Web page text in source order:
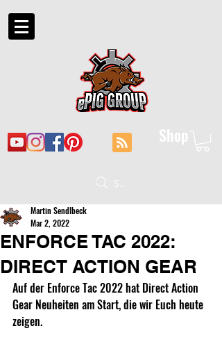
Shop
Suche
ENFORCE TAC 2022:
DIRECT ACTION GEAR
Martin Sendlbeck
Mar 2, 2022
Auf der Enforce Tac 2022 hat Direct Action
Gear Neuheiten am Start, die wir Euch heute
zeigen.